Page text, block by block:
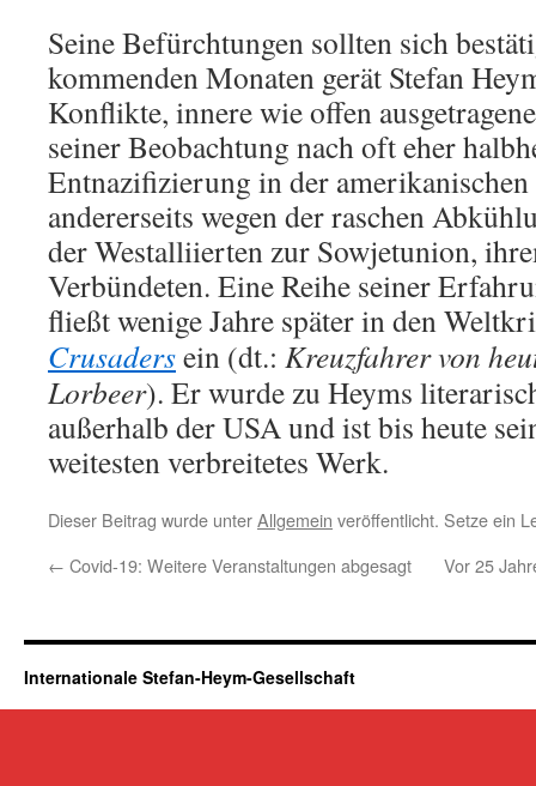
Seine Befürchtungen sollten sich
kommenden Monaten gerät Stefan
Konflikte, innere wie offen
seiner Beobachtung nach oft eher
Entnazifizierung in der amerikanischen
andererseits wegen der raschen
der Westalliierten zur Sowjetunion,
Verbündeten. Eine Reihe seiner
fließt wenige Jahre später in den
Crusadersein (dt.: Kreuzfahrer von
Lorbeer). Er wurde zu Heyms
außerhalb der USA und ist bis heute
weitesten verbreitetes Werk.
Dieser Beitrag wurde unterAllgemein veröffentlicht. Setze ein
← Covid-19: Weitere Veranstaltungen abgesagt Vor 25
Internationale Stefan-Heym-Gesellschaft